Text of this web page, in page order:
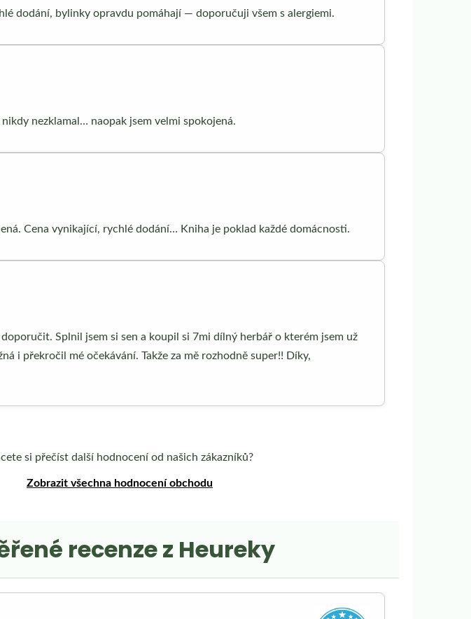
dodání, bylinky opravdu pomáhají — doporučuji všem s alergiemi.
nezklamal… naopak jsem velmi spokojená.
Cena vynikající, rychlé dodání… Kniha je poklad každé domácnosti.
Splnil jsem si sen a koupil si 7mi dílný herbář o kterém jsem už
i překročil mé očekávání. Takže za mě rozhodně super!! Díky,
si přečíst další hodnocení od našich zákazníků?
Zobrazit všechna hodnocení obchodu
recenze z Heureky